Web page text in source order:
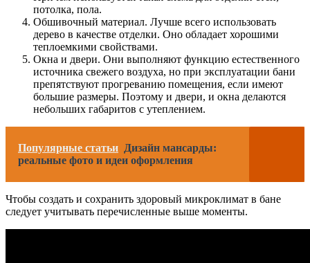
потолка, пола.
Обшивочный материал. Лучше всего использовать
дерево в качестве отделки. Оно обладает хорошими
теплоемкими свойствами.
Окна и двери. Они выполняют функцию естественного
источника свежего воздуха, но при эксплуатации бани
препятствуют прогреванию помещения, если имеют
большие размеры. Поэтому и двери, и окна делаются
небольших габаритов с утеплением.
Популярные статьи Дизайн мансарды:
реальные фото и идеи оформления
Чтобы создать и сохранить здоровый микроклимат в бане
следует учитывать перечисленные выше моменты.